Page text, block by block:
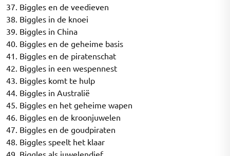
37. Biggles en de veedieven
38. Biggles in de knoei
39. Biggles in China
40. Biggles en de geheime basis
41. Biggles en de piratenschat
42. Biggles in een wespennest
43. Biggles komt te hulp
44. Biggles in Australië
45. Biggles en het geheime wapen
46. Biggles en de kroonjuwelen
47. Biggles en de goudpiraten
48. Biggles speelt het klaar
49. Biggles als juwelendief